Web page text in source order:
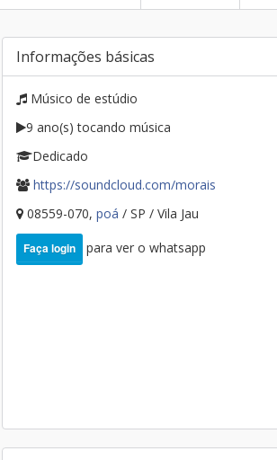
Informações básicas
Músico de estúdio
9 ano(s) tocando música
Dedicado
https://soundcloud.com/morais
08559-070, poá / SP / Vila Jau
Faça login para ver o whatsapp